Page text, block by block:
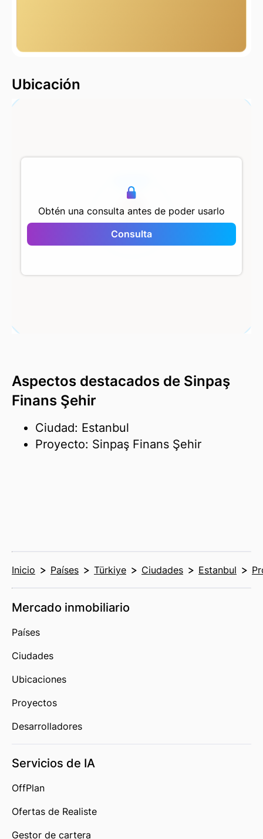
Ubicación
Obtén una consulta antes de poder usarlo
Consulta
Sinpaş Finans Şehir
Aspectos destacados de Sinpaş
Finans Şehir
Ciudad: Estanbul
Proyecto: Sinpaş Finans Şehir
Inicio Países Türkiye Ciudades Estanbul
Mercado inmobiliario
Países
Ciudades
Ubicaciones
Proyectos
Desarrolladores
Servicios de IA
OffPlan
Ofertas de Realiste
Gestor de cartera